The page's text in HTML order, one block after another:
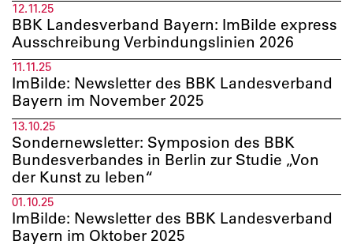
12.11.25
BBK Landesverband Bayern: ImBilde express
Ausschreibung Verbindungslinien 2026
11.11.25
ImBilde: Newsletter des BBK Landesverband
Bayern im November 2025
13.10.25
Sondernewsletter: Symposion des BBK
Bundesverbandes in Berlin zur Studie „Von
der Kunst zu leben“
01.10.25
ImBilde: Newsletter des BBK Landesverband
Bayern im Oktober 2025